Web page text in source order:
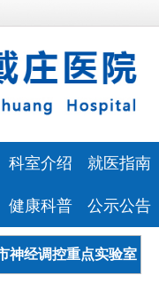
科室介绍
特色科室
心理健康中
心
医技科室
就医指南
专家风采
预约挂号
门诊排班
健康科普
讲座报告
公示公告
医院公告
人事招聘
神经调控重点实验室